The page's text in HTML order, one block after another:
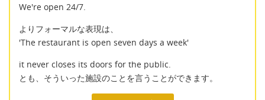
We're open 24/7.
よりフォーマルな表現は、
'The restaurant is open seven days a week'
it never closes its doors for the public.
とも、そういった施設のことを言うことができます。